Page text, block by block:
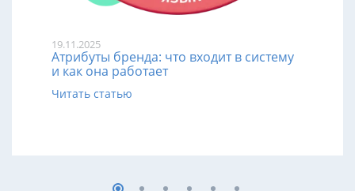
19.11.2025
Атрибуты бренда: что входит в систему
и как она работает
Читать статью